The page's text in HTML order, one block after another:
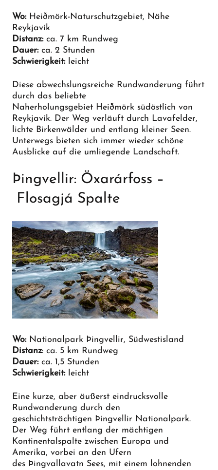
Wo:Heiðmörk-Naturschutzgebiet, Nähe
Reykjavík
Distanz:ca. 7 km Rundweg
Dauer:ca. 2 Stunden
Schwierigkeit:leicht
Diese abwechslungsreiche Rundwanderung führt
durch das beliebte
Naherholungsgebiet Heiðmörk südöstlich von
Reykjavík. Der Weg verläuft durch Lavafelder,
lichte Birkenwälder und entlang kleiner Seen.
Unterwegs bieten sich immer wieder schöne
Ausblicke auf die umliegende Landschaft.
Þingvellir: Öxarárfoss –
Flosagjá Spalte
Wo:Nationalpark Þingvellir, Südwestisland
Distanz: ca. 5 km Rundweg
Dauer:ca. 1,5 Stunden
Schwierigkeit:leicht
Eine kurze, aber äußerst eindrucksvolle
Rundwanderung durch den
geschichtsträchtigen Þingvellir Nationalpark.
Der Weg führt entlang der mächtigen
Kontinentalspalte zwischen Europa und
Amerika, vorbei an den Ufern
des Þingvallavatn Sees, mit einem lohnenden